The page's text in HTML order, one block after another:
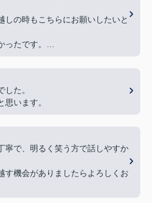
しの時もこちらにお願いしたいと
ったです。
た。
思います。
寧で、明るく笑う方で話しやすか
す機会がありましたらよろしくお